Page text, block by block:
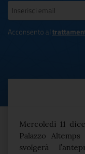
Inserisci la tua mail
Acconsento al
Testo del
Mercoledì 11
Palazzo
svolgerà